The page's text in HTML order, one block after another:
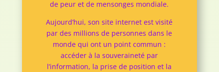
de peur et de mensonges mondiale.
Aujourd’hui, son site internet est visité
par des millions de personnes dans le
monde qui ont un point commun :
accéder à la souveraineté par
l’information, la prise de position et la